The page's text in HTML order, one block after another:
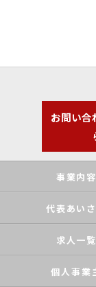
お問い合
事業内容
代表あい
求人一覧
個人事業